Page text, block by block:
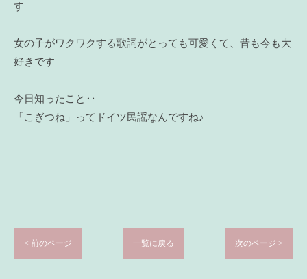
す
女の子がワクワクする歌詞がとっても可愛くて、昔も今も大
好きです
今日知ったこと‥
「こぎつね」ってドイツ民謡なんですね♪
< 前のページ 一覧に戻る 次のページ >